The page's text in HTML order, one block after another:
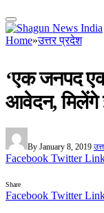
Home»उत्तर प्रदेश
‘एक जनपद
आवेदन,
By January 8, 2019
Facebook Twitter
Share
Facebook Twitter